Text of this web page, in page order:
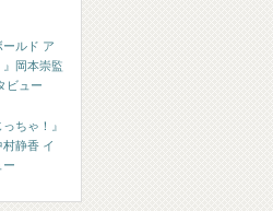
ールド ア
』岡本崇監
ビュー
ちゃ！』
静香 イ
ー